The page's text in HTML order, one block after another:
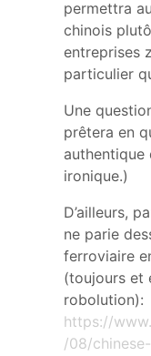
permettra
chinois
entreprises
particulier
Une
prêtera en
authentique
ironique.)
D’ailleurs,
ne parie
ferroviaire
(toujours et
robolution):
https://
/08/